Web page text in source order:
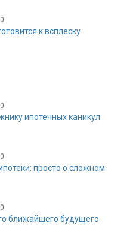
к всплеску
ипотечных каникул
просто о сложном
ближайшего будущего